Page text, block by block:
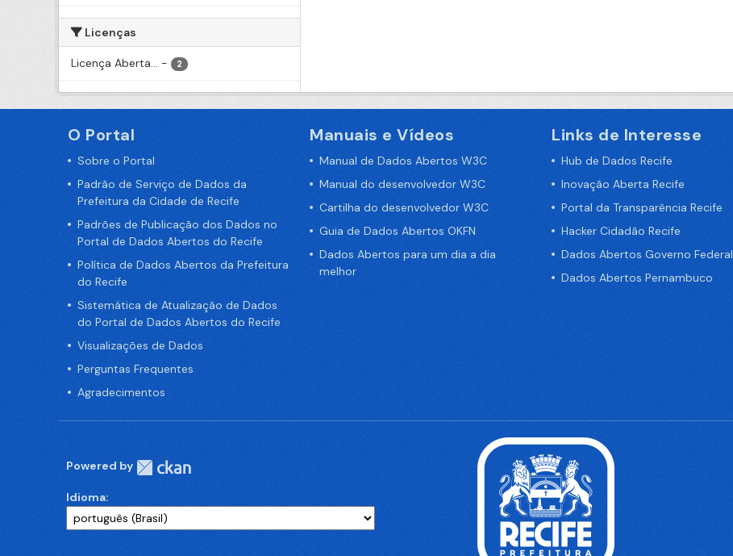
Licenças
Licença Aberta... - 2
O Portal
Sobre o Portal
Padrão de Serviço de Dados da
Prefeitura da Cidade de Recife
Padrões de Publicação dos Dados no
Portal de Dados Abertos do Recife
Política de Dados Abertos da Prefeitura
do Recife
Sistemática de Atualização de Dados
do Portal de Dados Abertos do Recife
Visualizações de Dados
Perguntas Frequentes
Agradecimentos
Manuais e Vídeos
Manual de Dados Abertos W3C
Manual do desenvolvedor W3C
Cartilha do desenvolvedor W3C
Guia de Dados Abertos OKFN
Dados Abertos para um dia a dia
melhor
Links de Interesse
Hub de Dados Recife
Inovação Aberta Recife
Portal da Transparência Recife
Hacker Cidadão Recife
Dados Abertos Governo Federal
Dados Abertos Pernambuco
Powered by
Idioma